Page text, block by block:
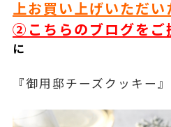
上お買い上げいただい
②こちらのブログをご
に
『御用邸チーズクッキー